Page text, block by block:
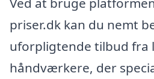
priser.dk kan du nemt
uforpligtende tilbud fra
håndværkere, der